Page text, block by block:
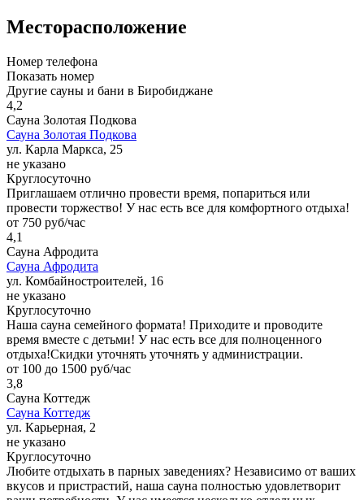
Месторасположение
Номер телефона
Показать номер
Другие сауны и бани в Биробиджане
4,2
Сауна Золотая Подкова
Сауна Золотая Подкова
ул. Карла Маркса, 25
не указано
Круглосуточно
Приглашаем отлично провести время, попариться или
провести торжество! У нас есть все для комфортного отдыха!
от 750 руб/час
4,1
Сауна Афродита
Сауна Афродита
ул. Комбайностроителей, 16
не указано
Круглосуточно
Наша сауна семейного формата! Приходите и проводите
время вместе с детьми! У нас есть все для полноценного
отдыха!Скидки уточнять уточнять у администрации.
от 100 до 1500 руб/час
3,8
Сауна Коттедж
Сауна Коттедж
ул. Карьерная, 2
не указано
Круглосуточно
Любите отдыхать в парных заведениях? Независимо от ваших
вкусов и пристрастий, наша сауна полностью удовлетворит